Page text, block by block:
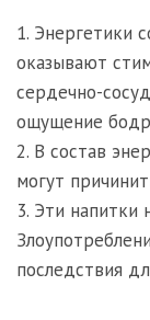
1. Энергетики
оказывают
сердечно-
ощущение
2. В состав
могут
3. Эти напитки
последствия